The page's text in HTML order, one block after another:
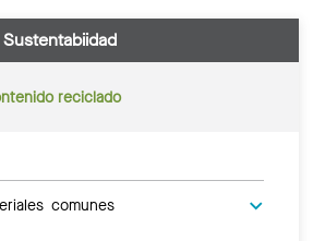
reciclado
comunes